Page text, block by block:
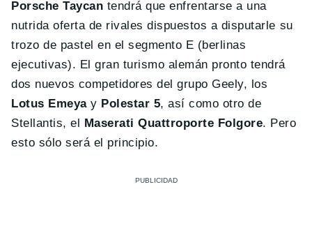
Porsche Taycan tendrá que enfrentarse a una
nutrida oferta de rivales dispuestos a disputarle su
trozo de pastel en el segmento E (berlinas
ejecutivas). El gran turismo alemán pronto tendrá
dos nuevos competidores del grupo Geely, los
Lotus Emeyay Polestar 5, así como otro de
Stellantis, el
Maserati Quattroporte Folgore. Pero
esto sólo será el principio.